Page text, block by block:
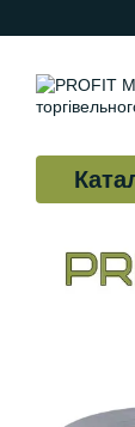
Перейти до